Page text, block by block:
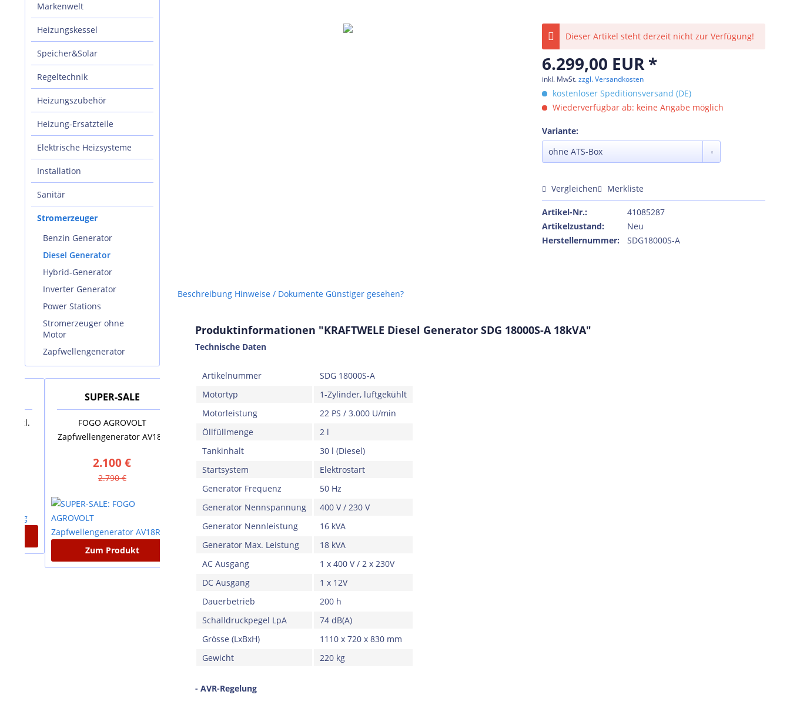
Markenwelt
Heizungskessel
Speicher&Solar
Regeltechnik
Heizungszubehör
Heizung-Ersatzteile
Elektrische Heizsysteme
Installation
Sanitär
Stromerzeuger
Benzin Generator
Diesel Generator
Hybrid-Generator
Inverter Generator
Power Stations
Stromerzeuger ohne
Motor
Zapfwellengenerator
SUPER-SALE
FOGO AGROVOLT
Zapfwellengenerator AV18R
2.100 €
2.790 €
Zum Produkt
SUPER-SALE
Standspeicher VS 200 EU
1.635 €
Zum Produkt
Dieser Artikel steht derzeit nicht zur Verfügung!
6.299,00 EUR *
inkl. MwSt.zzgl. Versandkosten
kostenloser Speditionsversand (DE)
Wiederverfügbar ab: keine Angabe möglich
Variante:
Vergleichen Merkliste
Artikel-Nr.:
41085287
Artikelzustand:
Neu
Herstellernummer:
SDG18000S-A
Beschreibung Hinweise / Dokumente Günstiger gesehen?
Produktinformationen "KRAFTWELE Diesel Generator SDG 18000S-A 18kVA"
Technische Daten
Artikelnummer
SDG 18000S-A
Motortyp
1-Zylinder, luftgekühlt
Motorleistung
22 PS / 3.000 U/min
Öllfüllmenge
2 l
Tankinhalt
30 l (Diesel)
Startsystem
Elektrostart
Generator Frequenz
50 Hz
Generator Nennspannung
400 V / 230 V
Generator Nennleistung
16 kVA
Generator Max. Leistung
18 kVA
AC Ausgang
1 x 400 V / 2 x 230V
DC Ausgang
1 x 12V
Dauerbetrieb
200 h
Schalldruckpegel LpA
74 dB(A)
Grösse (LxBxH)
1110 x 720 x 830 mm
Gewicht
220 kg
- AVR-Regelung